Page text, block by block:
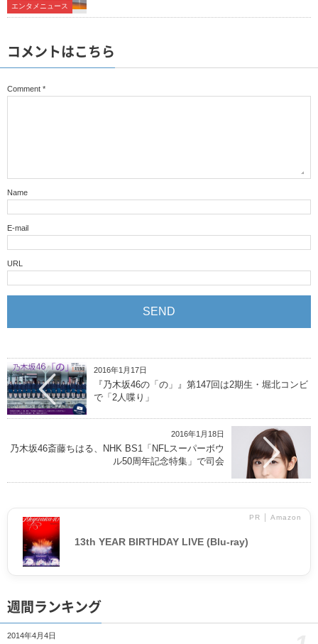
エンタメニュース
コメントはこちら
Comment *
Name
E-mail
URL
2016年1月17日
『乃木坂46の「の」』第147回は2期生・堀北コンビ
で「2人喋り」
2016年1月18日
乃木坂46斎藤ちはる、NHK BS1「NFLスーパーボウ
ル50周年記念特集」で司会
PR │ Amazon
13th YEAR BIRTHDAY LIVE (Blu-ray)
週間ランキング
2014年4月4日